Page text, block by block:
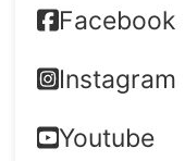
Facebook
Instagram
Youtube